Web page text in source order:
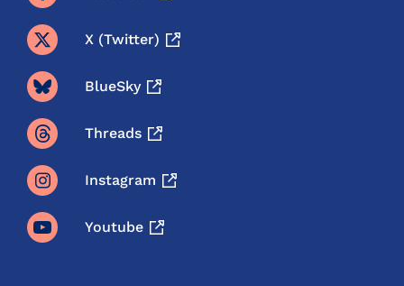
X (twitter)
BlueSky
Threads
Instagram
Youtube